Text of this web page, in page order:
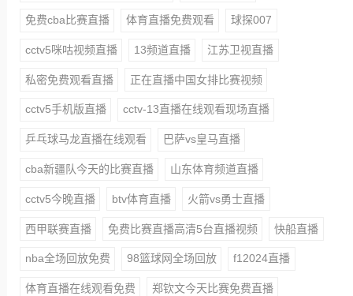
免费cba比赛直播 体育直播免费观看 球探007
cctv5咪咕视频直播 13频道直播 江苏卫视直播
私密免费观看直播 正在直播中国女排比赛视频
cctv5手机版直播 cctv-13直播在线观看现场直播
乒乓球马龙直播在线观看 巴萨vs皇马直播
cba新疆队今天的比赛直播 山东体育频道直播
cctv5今晚直播 btv体育直播 火箭vs勇士直播
西甲联赛直播 免费比赛直播高清5台直播视频 快船直播
nba全场回放免费 98篮球网全场回放 f12024直播
体育直播在线观看免费 郑钦文今天比赛免费直播